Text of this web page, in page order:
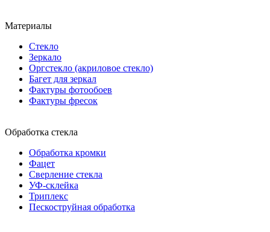
Материалы
Стекло
Зеркало
Оргстекло (акриловое стекло)
Багет для зеркал
Фактуры фотообоев
Фактуры фресок
Обработка стекла
Обработка кромки
Фацет
Сверление стекла
УФ-склейка
Триплекс
Пескоструйная обработка